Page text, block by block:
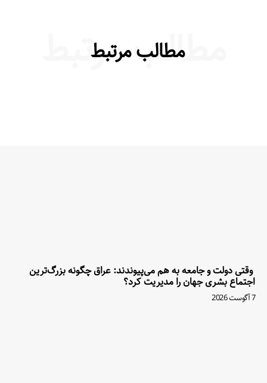
مطالب مرتبط
مطالب مرتبط
وقتی دولت و جامعه به هم می‌پیوندند: عراق چگونه بزرگ‌ترین
اجتماع بشری جهان را مدیریت کرد؟
7 آگوست 2026